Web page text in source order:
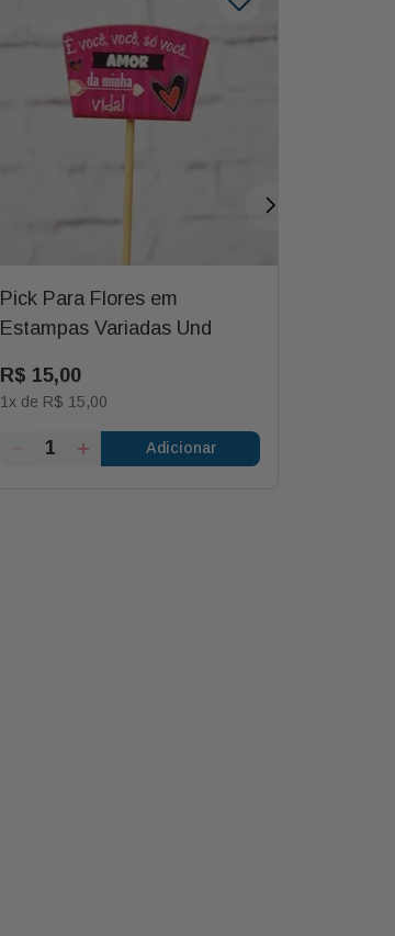
Pick Para Flores em
Estampas Variadas Und
R$ 15,00
1x de R$ 15,00
Adicionar